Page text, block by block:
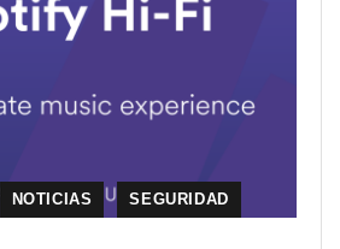
NOTICIAS SEGURIDAD